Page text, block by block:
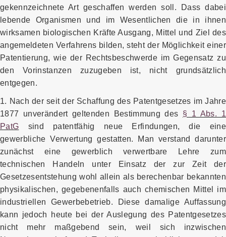
gekennzeichnete Art geschaffen werden soll. Dass dabei
lebende Organismen und im Wesentlichen die in ihnen
wirksamen biologischen Kräfte Ausgang, Mittel und Ziel des
angemeldeten Verfahrens bilden, steht der Möglichkeit einer
Patentierung, wie der Rechtsbeschwerde im Gegensatz zu
den Vorinstanzen zuzugeben ist, nicht grundsätzlich
entgegen.
1. Nach der seit der Schaffung des Patentgesetzes im Jahre
1877 unverändert geltenden Bestimmung des § 1 Abs. 1
PatG sind patentfähig neue Erfindungen, die eine
gewerbliche Verwertung gestatten. Man verstand darunter
zunächst eine gewerblich verwertbare Lehre zum
technischen Handeln unter Einsatz der zur Zeit der
Gesetzesentstehung wohl allein als berechenbar bekannten
physikalischen, gegebenenfalls auch chemischen Mittel im
industriellen Gewerbebetrieb. Diese damalige Auffassung
kann jedoch heute bei der Auslegung des Patentgesetzes
nicht mehr maßgebend sein, weil sich inzwischen